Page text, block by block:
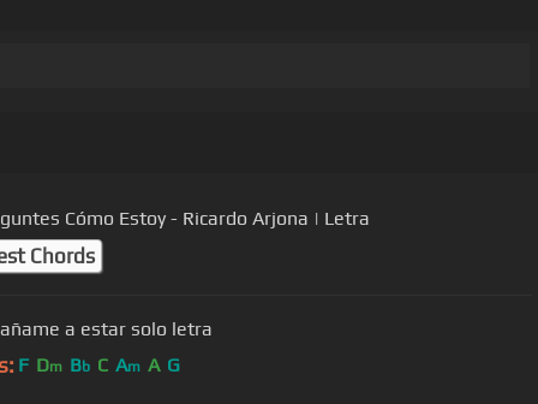
Cómo Estoy - Ricardo Arjona | Letra
Chords
a estar solo letra
F Dm Bb C Am A G